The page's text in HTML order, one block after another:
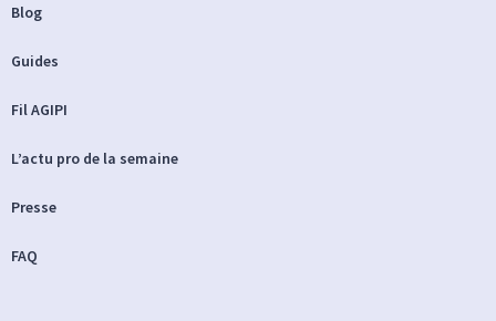
Blog
Guides
Fil AGIPI
L’actu pro de la semaine
Presse
FAQ